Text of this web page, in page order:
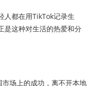
人都在用TikTok记录生
是这种对生活的热爱和分
市场上的成功，离不开本地